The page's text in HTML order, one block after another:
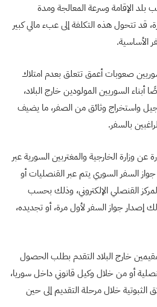
بلد الإقامة وسرعة المعالجة ومدة
قد تتحول هذه التكلفة إلى عبء مالي كبير
صعوبات أعمق تتعلق بعدم امتلاك
السوريين المولودين خارج البلاد،
واستخراج وثائق من الصفر، ما يضيف
بالسفر.
وزارة الخارجية والمغتربين السورية عبر
السفر السوري يتم عبر القنصليات أو
القنصلي الإلكتروني، وذلك بحسب
إصدار جواز السفر لأول مرة، أو تجديده،
خارج البلاد التقدم بطلب الحصول
أو من خلال وكيل قانوني داخل سوريا،
الثبوتية خلال مرحلة التقديم إلى حين